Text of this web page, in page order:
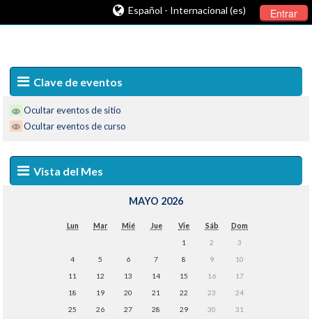
Entrar
Español - Internacional (es)
Clave de eventos
Ocultar eventos de sitio
Ocultar eventos de curso
Vista del Mes
MAYO 2026
Lun Mar Mié Jue Vie Sáb
Dom
1
2
3
4
5 6 7 8 9
10
11
12 13 14 15 16
17
18
19 20 21 22 23
24
25
26 27 28 29 30 31